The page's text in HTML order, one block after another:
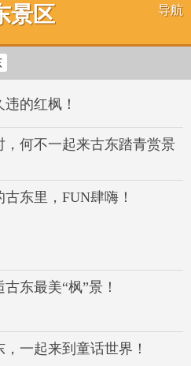
景区 导航
的红枫！
，何不一起来古东踏青赏景
东里，FUN肆嗨！
东最美“枫”景！
一起来到童话世界！